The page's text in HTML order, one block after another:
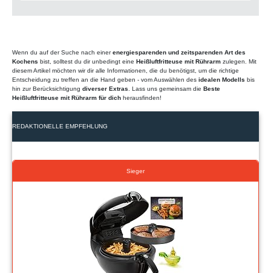
Wenn du auf der Suche nach einerenergiesparenden und zeitsparenden Art des
Kochens bist, solltest du dir unbedingt eine Heißluftfritteuse mit Rührarm zulegen. Mit
diesem Artikel möchten wir dir alle Informationen, die du benötigst, um die richtige
Entscheidung zu treffen an die Hand geben - vom Auswählen des idealen Modells bis
hin zur Berücksichtigung diverser Extras . Lass uns gemeinsam die Beste
Heißluftfritteuse mit Rührarm für dich herausfinden!
REDAKTIONELLE EMPFEHLUNG
Sieger